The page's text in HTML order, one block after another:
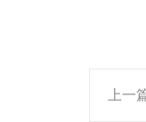
上一